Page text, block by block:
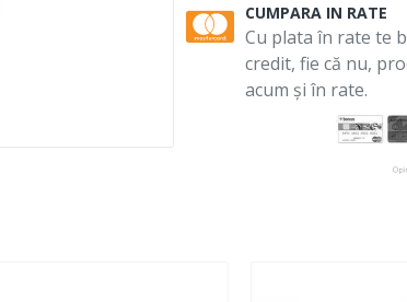
CUMPARA IN RATE
Cu plata în rate te
credit, fie că nu,
acum și în rate.